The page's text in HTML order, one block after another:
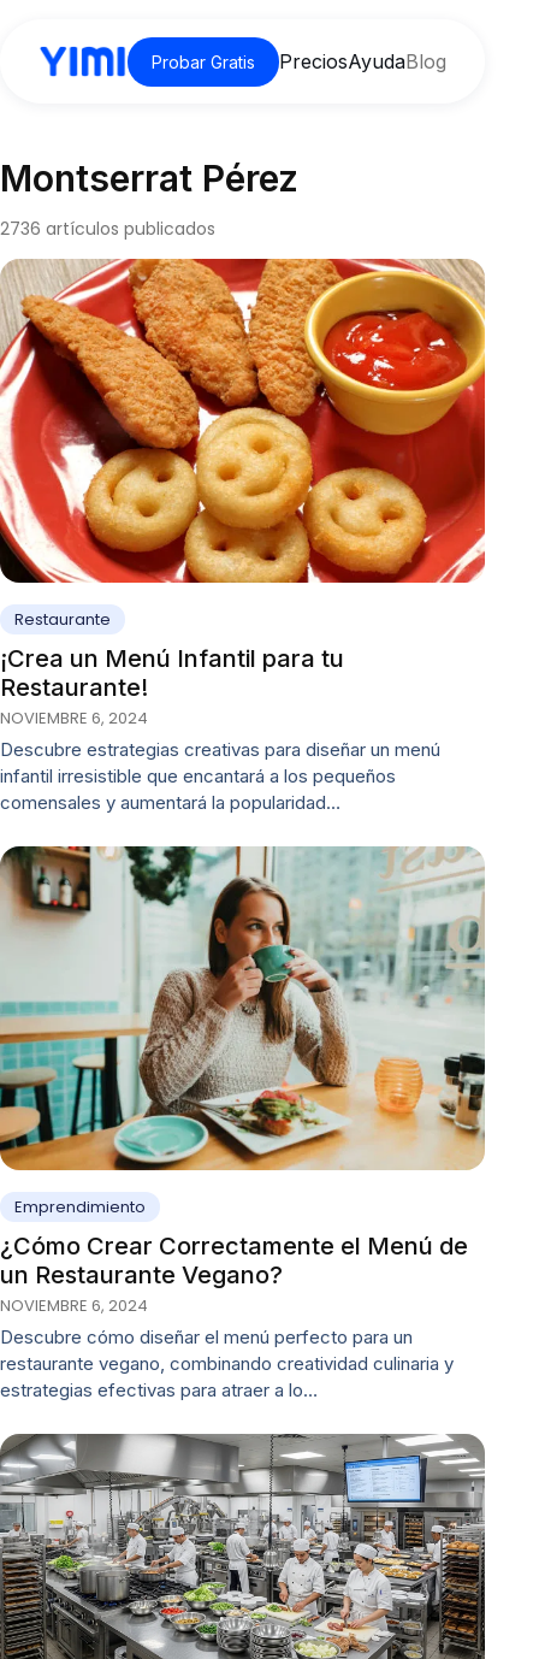
Probar Gratis PreciosAyudaBlog
Montserrat Pérez
2736 artículos publicados
Restaurante
¡Crea un Menú Infantil para tu
Restaurante!
NOVIEMBRE 6, 2024
Descubre estrategias creativas para diseñar un menú
infantil irresistible que encantará a los pequeños
comensales y aumentará la popularidad…
Emprendimiento
¿Cómo Crear Correctamente el Menú de
un Restaurante Vegano?
NOVIEMBRE 6, 2024
Descubre cómo diseñar el menú perfecto para un
restaurante vegano, combinando creatividad culinaria y
estrategias efectivas para atraer a lo…